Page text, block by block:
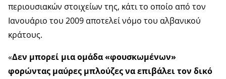
περιουσιακών στοιχείων της, κάτι το οποίο από τον
Ιανουάριο του 2009 αποτελεί νόμο του αλβανικού
κράτους.
«Δεν μπορεί μια ομάδα «φουσκωμένων»
φορώντας μαύρες μπλούζες να επιβάλει τον δικό